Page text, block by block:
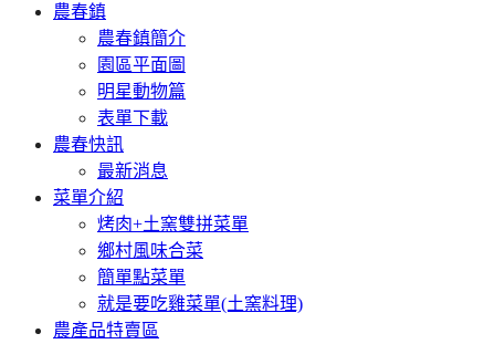
農春鎮
農春鎮簡介
園區平面圖
明星動物篇
表單下載
農春快訊
最新消息
菜單介紹
烤肉+土窯雙拼菜單
鄉村風味合菜
簡單點菜單
就是要吃雞菜單(土窯料理)
農產品特賣區